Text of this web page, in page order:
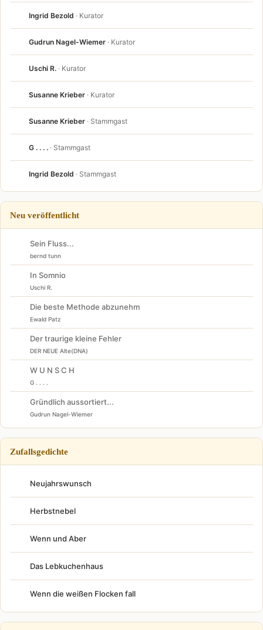
Ingrid Bezold · Kurator
Gudrun Nagel-Wiemer · Kurator
Uschi R. · Kurator
Susanne Krieber · Kurator
Susanne Krieber · Stammgast
G . . . . · Stammgast
Ingrid Bezold · Stammgast
Neu veröffentlicht
Sein Fluss...
bernd tunn
In Somnio
Uschi R.
Die beste Methode abzunehm
Ewald Patz
Der traurige kleine Fehler
DER NEUE Alte(DNA)
W U N S C H
G . . . .
Gründlich aussortiert...
Gudrun Nagel-Wiemer
Zufallsgedichte
Neujahrswunsch
Herbstnebel
Wenn und Aber
Das Lebkuchenhaus
Wenn die weißen Flocken fall